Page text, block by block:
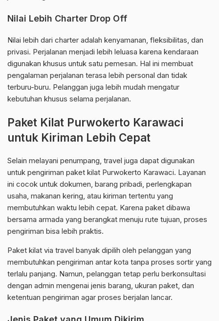
Nilai Lebih Charter Drop Off
Nilai lebih dari charter adalah kenyamanan, fleksibilitas, dan
privasi. Perjalanan menjadi lebih leluasa karena kendaraan
digunakan khusus untuk satu pemesan. Hal ini membuat
pengalaman perjalanan terasa lebih personal dan tidak
terburu-buru. Pelanggan juga lebih mudah mengatur
kebutuhan khusus selama perjalanan.
Paket Kilat Purwokerto Karawaci
untuk Kiriman Lebih Cepat
Selain melayani penumpang, travel juga dapat digunakan
untuk pengiriman paket kilat Purwokerto Karawaci. Layanan
ini cocok untuk dokumen, barang pribadi, perlengkapan
usaha, makanan kering, atau kiriman tertentu yang
membutuhkan waktu lebih cepat. Karena paket dibawa
bersama armada yang berangkat menuju rute tujuan, proses
pengiriman bisa lebih praktis.
Paket kilat via travel banyak dipilih oleh pelanggan yang
membutuhkan pengiriman antar kota tanpa proses sortir yang
terlalu panjang. Namun, pelanggan tetap perlu berkonsultasi
dengan admin mengenai jenis barang, ukuran paket, dan
ketentuan pengiriman agar proses berjalan lancar.